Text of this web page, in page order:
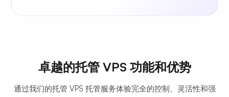
卓越的托管 VPS 功能和优势
通过我们的托管 VPS 托管服务体验完全的控制、灵活性和强